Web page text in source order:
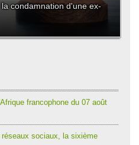
condamnation d'une ex-
francophone du 07 août
réseaux sociaux, la sixième